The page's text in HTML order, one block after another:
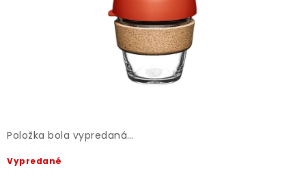
BENTIANNA
Ako vybrať kávu
Položka bola vypredaná…
Vypredané